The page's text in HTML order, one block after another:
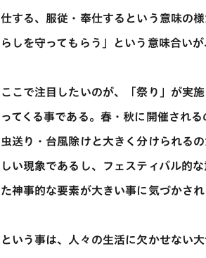
仕する、服従・奉仕するという意味の
らしを守ってもらう」という意味合い
ここで注目したいのが、「祭り」が実
ってくる事である。春・秋に開催され
虫送り・台風除けと大きく分けられる
しい現象であるし、フェスティバル的
た神事的な要素が大きい事に気づかされ
という事は、人々の生活に欠かせない